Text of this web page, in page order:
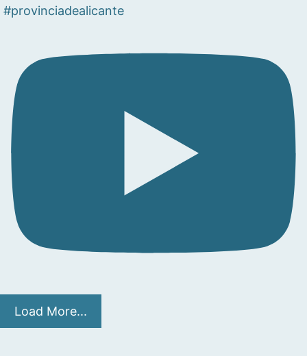
#provinciadealicante
Load More...